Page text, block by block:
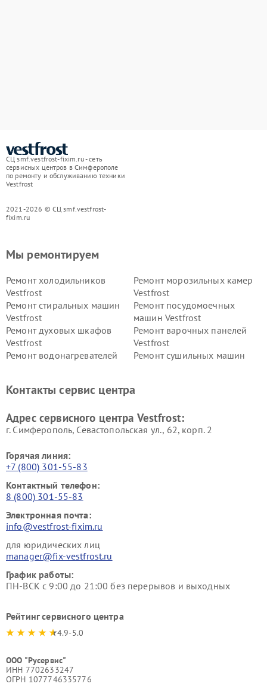
СЦ smf.vestfrost-fixim.ru - сеть
сервисных центров в Симферополе
по ремонту и обслуживанию техники
Vestfrost
2021-2026 © СЦ smf.vestfrost-
fixim.ru
Мы ремонтируем
Ремонт холодильников
Vestfrost
Ремонт морозильных камер
Vestfrost
Ремонт стиральных машин
Vestfrost
Ремонт посудомоечных
машин Vestfrost
Ремонт духовых шкафов
Vestfrost
Ремонт варочных панелей
Vestfrost
Ремонт водонагревателей
Ремонт сушильных машин
Vestfrost
Контакты сервис центра
Адрес сервисного центра Vestfrost:
г. Симферополь, Севастопольская ул., 62, корп. 2
Горячая линия:
+7 (800) 301-55-83
Контактный телефон:
8 (800) 301-55-83
Электронная почта:
info@vestfrost-fixim.ru
для юридических лиц
manager@fix-vestfrost.ru
График работы:
ПН-ВСК с 9:00 до 21:00 без перерывов и выходных
Рейтинг сервисного центра
4.9-5.0
ООО "Русервис"
ИНН 7702633247
ОГРН 1077746335776